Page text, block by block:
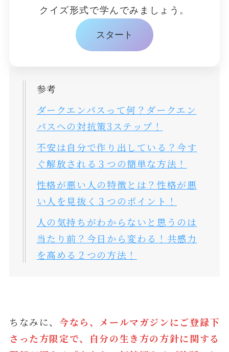
クイズ形式で学んでみましょう。
スタート
参考
ダークエンパスって何？ダークエン
パスへの対抗策3ステップ！
不安は自分で作り出している？今す
ぐ解放される３つの簡単な方法！
性格が悪い人の特徴とは？性格が悪
い人を見抜く３つのポイント！
人の気持ちがわからないと思うのは
当たり前？今日から変わる！共感力
を高める２つの方法！
ちなみに、 今なら、メールマガジンにご登録下
さった方限定で、自分の生き方の方針に関する